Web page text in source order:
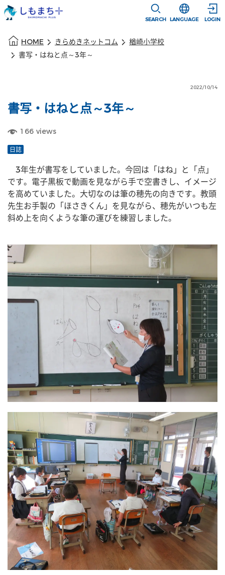
SEARCH
選択すると言
LANGUAGE LOGIN
HOME きらめきネットコム
楢崎小学校
書写・はねと点～3年～
2022/10/14
書写・はねと点～3年～
166 views
日誌
3年生が書写をしていました。今回は「はね」と「点」
です。電子黒板で動画を見ながら手で空書きし、イメージ
を高めていました。大切なのは筆の穂先の向きです。教頭
先生お手製の「ほさきくん」を見ながら、穂先がいつも左
斜め上を向くような筆の運びを練習しました。